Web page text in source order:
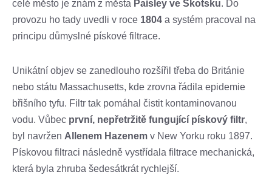
celé město je znám z města Paisley ve Skotsku. Do
provozu ho tady uvedli v roce 1804 a systém pracoval na
principu důmyslné pískové filtrace.
Unikátní objev se zanedlouho rozšířil třeba do Británie
nebo státu Massachusetts, kde zrovna řádila epidemie
břišního tyfu. Filtr tak pomáhal čistit kontaminovanou
vodu. Vůbec první, nepřetržitě fungující pískový filtr,
byl navržen Allenem Hazenem v New Yorku roku 1897.
Pískovou filtraci následně vystřídala filtrace mechanická,
která byla zhruba šedesátkrát rychlejší.